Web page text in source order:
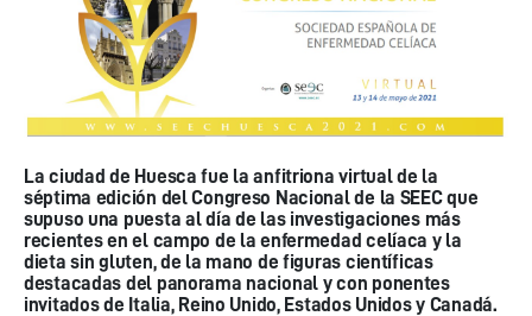
La ciudad de Huesca fue la anfitriona virtual de la
séptima edición del Congreso Nacional de la SEEC que
supuso una puesta al día de las investigaciones más
recientes en el campo de la enfermedad celíaca y la
dieta sin gluten, de la mano de figuras científicas
destacadas del panorama nacional y con ponentes
invitados de Italia, Reino Unido, Estados Unidos y Canadá.